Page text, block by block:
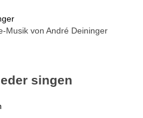
Musik von André Deininger
singen